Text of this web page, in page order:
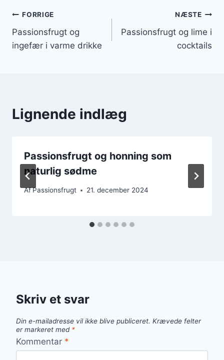
Indlægsnavigation
FORRIGE
Passionsfrugt og
ingefær i varme drikke
NÆSTE
Passionsfrugt og lime i
cocktails
Lignende indlæg
Passionsfrugt og honning som
naturlig sødme
AfPassionsfrugt 21. december 2024
Skriv et svar
Din e-mailadresse vil ikke blive publiceret. Krævede felter
er markeret med *
Kommentar *